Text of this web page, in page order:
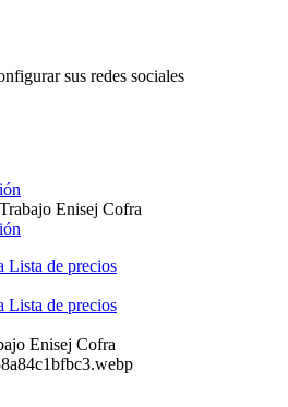
sus redes sociales
Enisej Cofra
Lista de precios
Lista de precios